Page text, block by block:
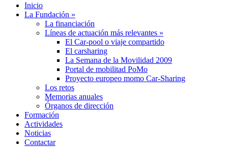
Inicio
La Fundación »
La financiación
Líneas de actuación más relevantes »
El Car-pool o viaje compartido
El carsharing
La Semana de la Movilidad 2009
Portal de mobilitad PoMo
Proyecto europeo momo Car-Sharing
Los retos
Memorias anuales
Órganos de dirección
Formación
Actividades
Noticias
Contactar